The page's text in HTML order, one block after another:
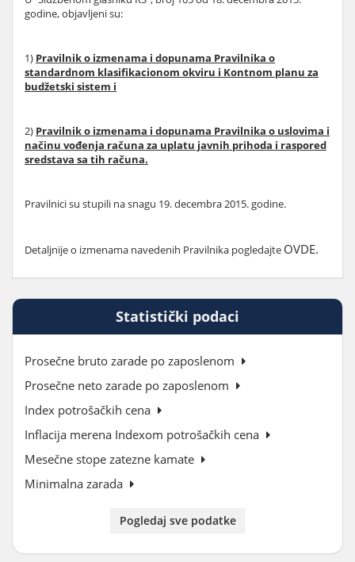
godine, objavljeni su:
1) Pravilnik o izmenama i dopunama Pravilnika o
standardnom klasifikacionom okviru i Kontnom planu za
budžetski sistem i
2) Pravilnik o izmenama i dopunama Pravilnika o uslovima i
načinu vođenja računa za uplatu javnih prihoda i raspored
sredstava sa tih računa.
Pravilnici su stupili na snagu 19. decembra 2015. godine.
Detaljnije o izmenama navedenih Pravilnika pogledajte OVDE.
Statistički podaci
Prosečne bruto zarade po zaposlenom
Prosečne neto zarade po zaposlenom
Index potrošačkih cena
Inflacija merena Indexom potrošačkih cena
Mesečne stope zatezne kamate
Minimalna zarada
Pogledaj sve podatke